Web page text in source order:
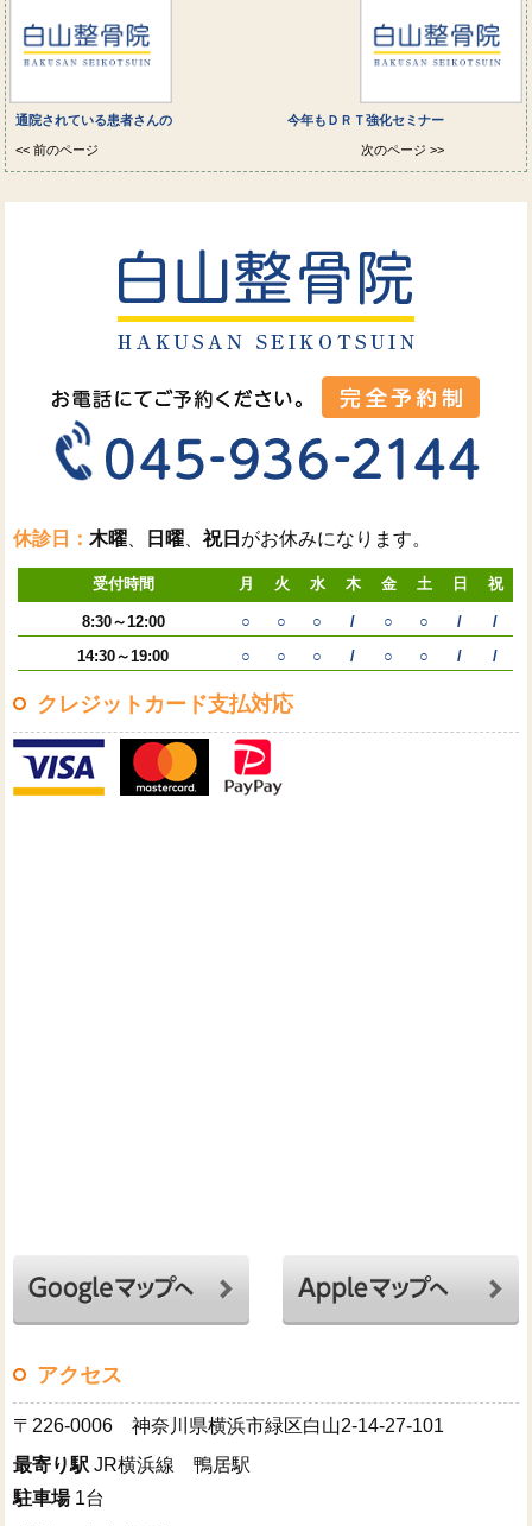
通院されている患者さんの
<< 前のページ
今年もＤＲＴ強化セミナー
次のページ >>
休診日：木曜 日曜 、祝日 がお休みになります。
受付時間 月 火 水 木 金 土 日 祝
8:30～12:00 ○ ○ ○ / ○ ○ /
/
14:30～19:00
○ ○ ○ / ○ ○ / /
クレジットカード支払対応
アクセス
〒226-0006 神奈川県横浜市緑区白山2-14-27-101
最寄り駅 JR横浜線 鴨居駅
駐車場1台